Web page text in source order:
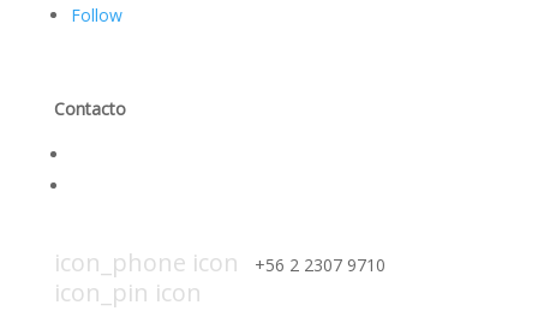
Follow
Contacto
icon_phone icon +56 2 2307 9710​
icon_pin icon